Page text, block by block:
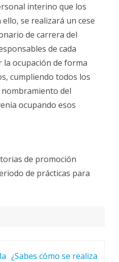
interino que los
se realizará un cese
de carrera del
de cada
ocupación de forma
cumpliendo todos los
del
ocupando esos
de promoción
de prácticas para
¿Sabes cómo se realiza